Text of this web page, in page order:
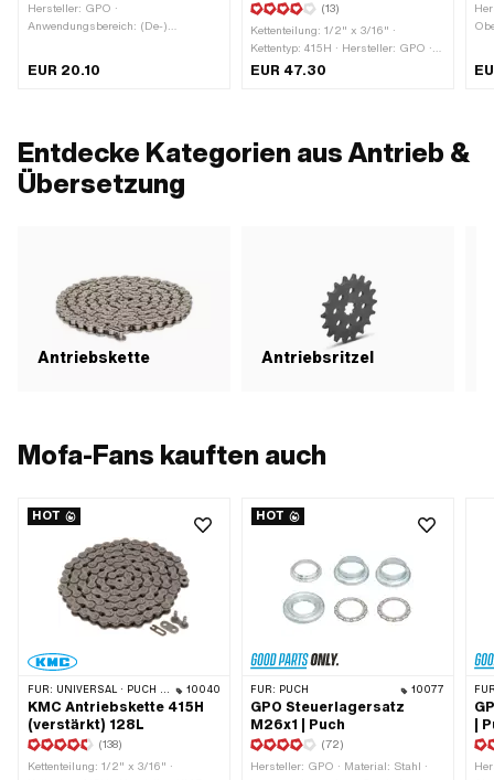
Hersteller: GPO ·
Anwendungsbereich: (De-)
EUR 20.10
(13)
Kettenteilung: 1/2" x 3/16" ·
Kettentyp: 415H · Hersteller: GPO ·
Material: Stahl · Breite: 34 mm ·
EUR 47.30
Entdecke Kategorien aus Antrieb &
Übersetzung
Antriebskette Antriebsritzel
Mofa-Fans kauften auch
HOT
FÜR: UNIVERSAL · PUCH · SACHS · PONY / CILO (BETA 521 & 512) · ZÜNDAPP BELMONDO · TOMOS · BYE BIKE · ALPA CHOPPER / TURBO · CILO 10040
KMC Antriebskette 415H
(verstärkt) 128L
(138)
Kettenteilung: 1/2" x 3/16" ·
HOT
FÜR: PUCH 10077
GPO Steuerlagersatz
M26x1 | Puch
(72)
Hersteller: GPO · Material: Stahl ·
|